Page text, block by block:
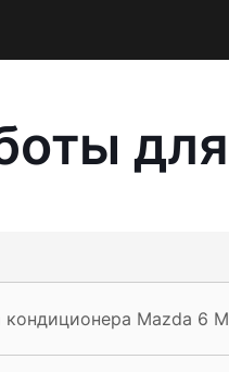
Mazda 6